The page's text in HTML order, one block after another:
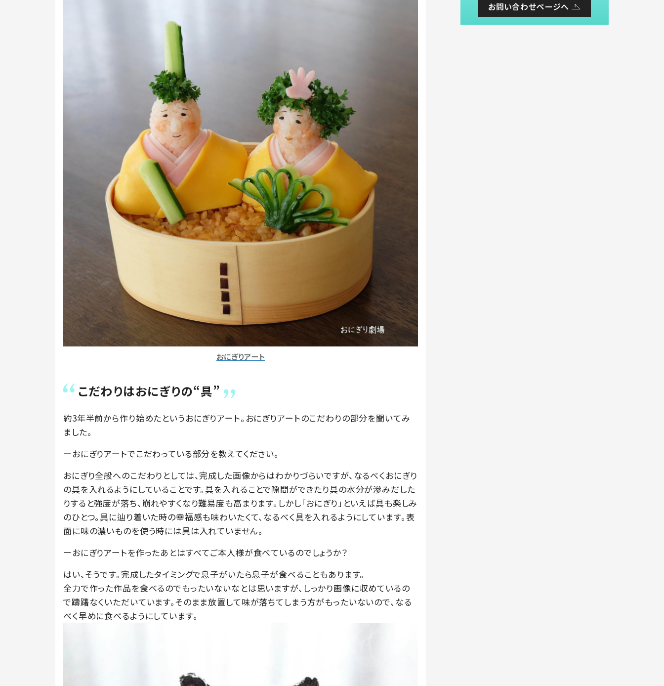
おにぎりアート
こだわりはおにぎりの“具”
約3年半前から作り始めたというおにぎりアート。おにぎりアートのこだわりの部分を聞いてみ
ました。
ーおにぎりアートでこだわっている部分を教えてください。
おにぎり全般へのこだわりとしては、完成した画像からはわかりづらいですが、なるべくおにぎり
の具を入れるようにしていることです。具を入れることで隙間ができたり具の水分が滲みだした
りすると強度が落ち、崩れやすくなり難易度も高まります。しかし「おにぎり」といえば具も楽しみ
のひとつ。具に辿り着いた時の幸福感も味わいたくて、なるべく具を入れるようにしています。表
面に味の濃いものを使う時には具は入れていません。
ーおにぎりアートを作ったあとはすべてご本人様が食べているのでしょうか？
はい、そうです。完成したタイミングで息子がいたら息子が食べることもあります。
全力で作った作品を食べるのでもったいないなとは思いますが、しっかり画像に収めているの
で躊躇なくいただいています。そのまま放置して味が落ちてしまう方がもったいないので、なる
べく早めに食べるようにしています。
お問い合わせページへ